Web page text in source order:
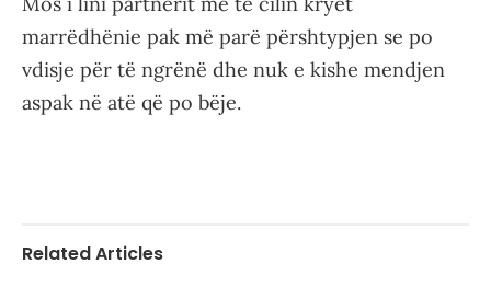
marrëdhënie pak më parë përshtypjen se po
vdisje për të ngrënë dhe nuk e kishe mendjen
aspak në atë që po bëje.
Related Articles